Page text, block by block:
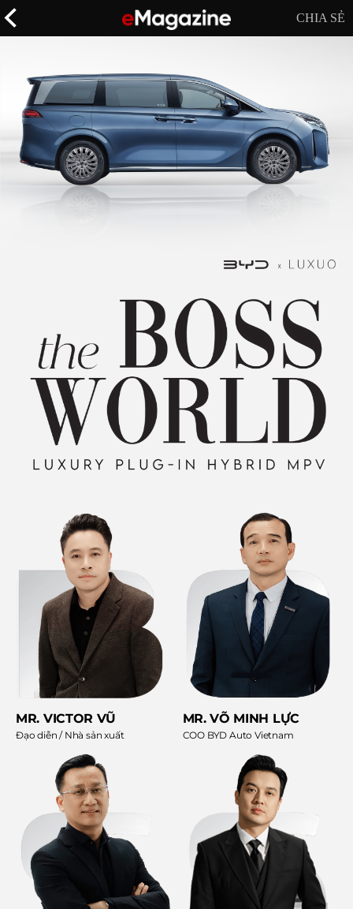
MR. VICTOR VŨ
Đạo diễn / Nhà sản xuất
MR. VÕ MINH LỰC
COO BYD Auto Vietnam
CHIA SẺ